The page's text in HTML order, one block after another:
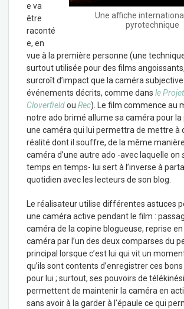
Une affiche
pyrotechnique
e va
être
raconté
e, en
vue à la première personne (une
surtout utilisée pour des films
surcroît d’impact que la caméra
événements décrits, comme dans le
Cloverfieldou Rec). Le film commence au
notre ado brimé allume sa caméra pour la
une caméra qui lui permettra de mettre à
réalité dont il souffre, de la même
caméra d’une autre ado -avec laquelle on
temps en temps- lui sert à l’inverse à
quotidien avec les lecteurs de son blog.
Le réalisateur utilise différentes astuces
une caméra active pendant le film :
caméra de la copine blogueuse, reprise
caméra par l’un des deux comparses du
principal lorsque c’est lui qui vit un
qu’ils sont contents d’enregistrer ces
pour lui ; surtout, ses pouvoirs de
permettent de maintenir la caméra en
sans avoir à la garder à l’épaule ce qui